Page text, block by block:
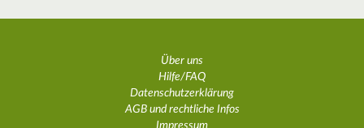
Über uns
Hilfe/FAQ
Datenschutzerklärung
AGB und rechtliche Infos
Impressum